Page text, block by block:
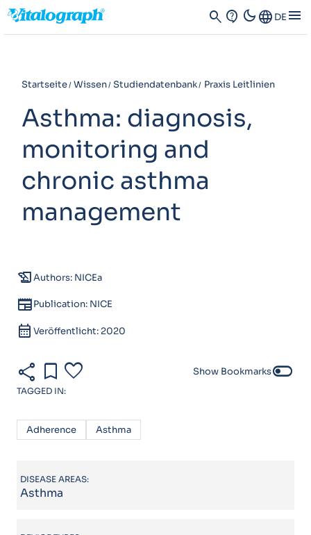
search contact_support dark_modeLanguage DE menu
Startseite Wissen Studiendatenbank Praxis Leitlinien
Asthma: diagnosis,
monitoring and
chronic asthma
management
history_eduAuthors: NICEa
newspaperPublication: NICE
calendar_month Veröffentlicht: 2020
share bookmark favorite Show Bookmarkstoggle_off
TAGGED IN:
Adherence Asthma
DISEASE AREAS:
Asthma